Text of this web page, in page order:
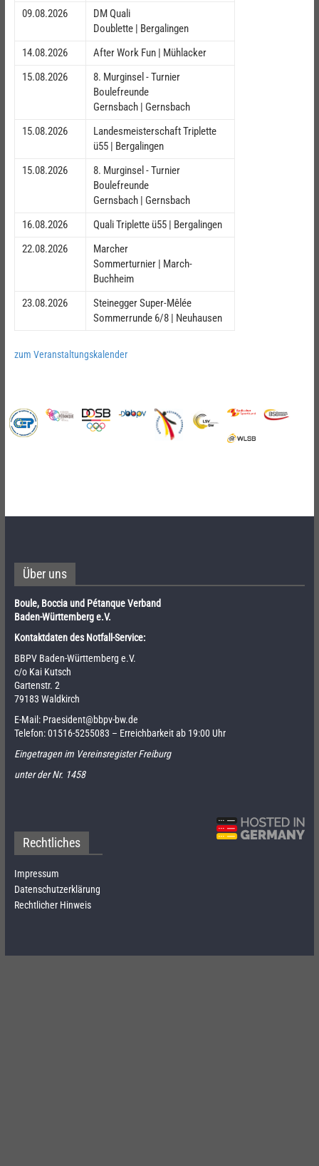
09.08.2026
DM Quali
Doublette | Bergalingen
14.08.2026
After Work Fun | Mühlacker
15.08.2026
8. Murginsel - Turnier
Boulefreunde
Gernsbach | Gernsbach
15.08.2026
Landesmeisterschaft Triplette
ü55 | Bergalingen
15.08.2026
8. Murginsel - Turnier
Boulefreunde
Gernsbach | Gernsbach
16.08.2026
Quali Triplette ü55 | Bergalingen
22.08.2026
Marcher
Sommerturnier | March-
Buchheim
23.08.2026
Steinegger Super-Mêlée
Sommerrunde 6/8 | Neuhausen
zum Veranstaltungskalender
Über uns
Boule, Boccia und Pétanque Verband
Baden-Württemberg e.V.
Kontaktdaten des Notfall-Service:
BBPV Baden-Württemberg e.V.
c/o Kai Kutsch
Gartenstr. 2
79183 Waldkirch
E-Mail: Praesident@bbpv-bw.de
Telefon:01516-5255083 – Erreichbarkeit ab 19:00 Uhr
Eingetragen im Vereinsregister Freiburg
unter der Nr. 1458
Rechtliches
Impressum
Datenschutzerklärung
Rechtlicher Hinweis